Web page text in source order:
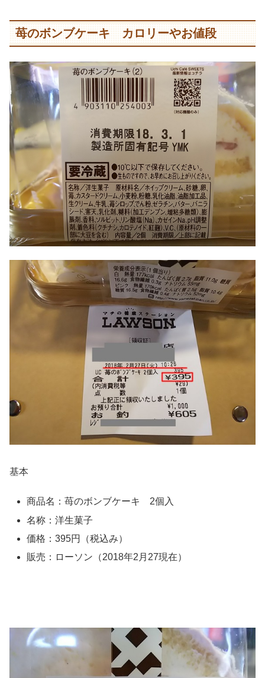
苺のボンブケーキ カロリーやお値段
基本
商品名：苺のボンブケーキ 2個入
名称：洋生菓子
価格：395円（税込み）
販売：ローソン（2018年2月27現在）